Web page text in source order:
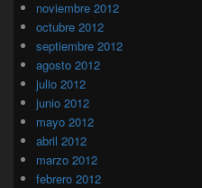
noviembre 2012
octubre 2012
septiembre 2012
agosto 2012
julio 2012
junio 2012
mayo 2012
abril 2012
marzo 2012
febrero 2012